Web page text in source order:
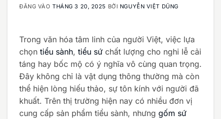
ĐĂNG VÀOTHÁNG 3 20, 2025 BỞI NGUYỄN VIỆT DŨNG
Trong văn hóa tâm linh của người Việt, việc lựa
chọn tiểu sành, tiểu sứ chất lượng cho nghi lễ cải
táng hay bốc mộ có ý nghĩa vô cùng quan trọng.
Đây không chỉ là vật dụng thông thường mà còn
thể hiện lòng hiếu thảo, sự tôn kính với người đã
khuất. Trên thị trường hiện nay có nhiều đơn vị
cung cấp sản phẩm tiểu sành, nhưng gốm sứ